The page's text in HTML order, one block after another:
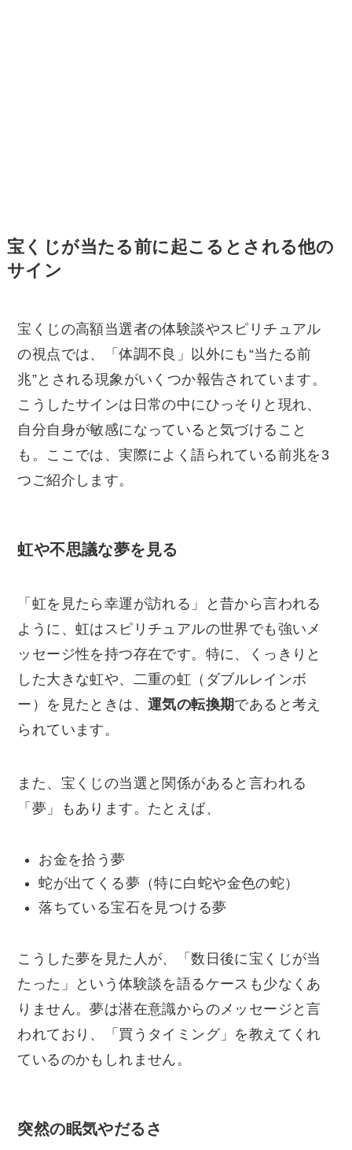
宝くじが当たる前に起こるとされる他の
サイン
宝くじの高額当選者の体験談やスピリチュアル
の視点では、「体調不良」以外にも“当たる前
兆”とされる現象がいくつか報告されています。
こうしたサインは日常の中にひっそりと現れ、
自分自身が敏感になっていると気づけること
も。ここでは、実際によく語られている前兆を3
つご紹介します。
虹や不思議な夢を見る
「虹を見たら幸運が訪れる」と昔から言われる
ように、虹はスピリチュアルの世界でも強いメ
ッセージ性を持つ存在です。特に、くっきりと
した大きな虹や、二重の虹（ダブルレインボ
ー）を見たときは、運気の転換期であると考え
られています。
また、宝くじの当選と関係があると言われる
「夢」もあります。たとえば、
お金を拾う夢
蛇が出てくる夢（特に白蛇や金色の蛇）
落ちている宝石を見つける夢
こうした夢を見た人が、「数日後に宝くじが当
たった」という体験談を語るケースも少なくあ
りません。夢は潜在意識からのメッセージと言
われており、「買うタイミング」を教えてくれ
ているのかもしれません。
突然の眠気やだるさ